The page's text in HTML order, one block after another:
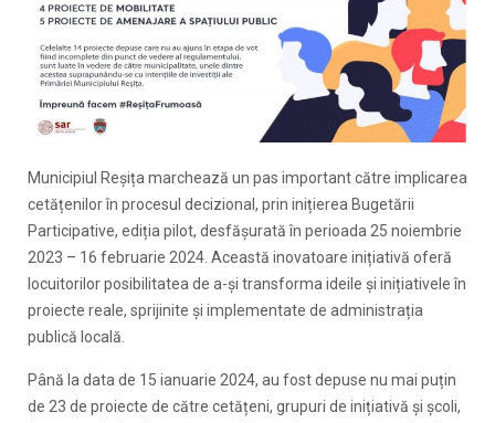
Municipiul Reșița marchează un pas important către implicarea
cetățenilor în procesul decizional, prin inițierea Bugetării
Participative, ediția pilot, desfășurată în perioada 25 noiembrie
2023 – 16 februarie 2024. Această inovatoare inițiativă oferă
locuitorilor posibilitatea de a-și transforma ideile și inițiativele în
proiecte reale, sprijinite și implementate de administrația
publică locală.
Până la data de 15 ianuarie 2024, au fost depuse nu mai puțin
de 23 de proiecte de către cetățeni, grupuri de inițiativă și școli,